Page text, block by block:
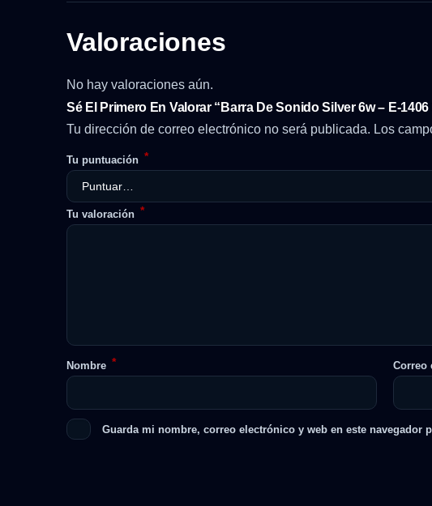
Valoraciones
No hay valoraciones aún.
Sé El Primero En Valorar “Barra De Sonido Silver 6w – E-1406
Tu dirección de correo electrónico no será publicada. Los
Tu puntuación *
Tu valoración *
Nombre * Correo
Guarda mi nombre, correo electrónico y web en este navegador